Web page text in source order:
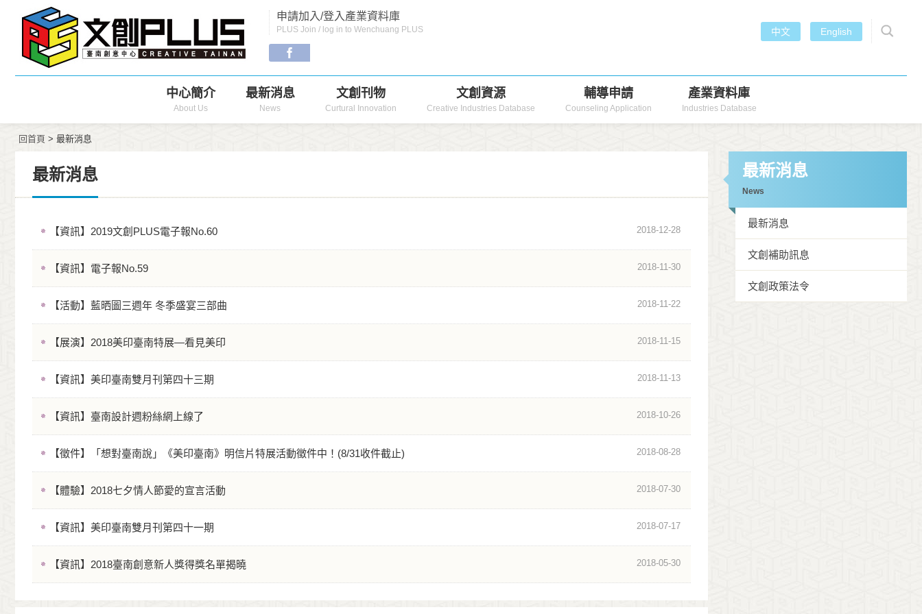
Menu
Navigation
中文 English
中心簡介
About Us
最新消息
News
文創刊物
Curtural Innovation
文創資源
Creative Industries Database
輔導申請
Counseling Application
產業資料庫
Industries Database
申請加入/登入產業資料庫
PLUS Join / log in to Wenchuang PLUS
回首頁 > 最新消息
最新消息
2018-12-28
【資訊】2019文創PLUS電子報No.60
2018-11-30
【資訊】電子報No.59
2018-11-22
【活動】藍晒圖三週年 冬季盛宴三部曲
2018-11-15
【展演】2018美印臺南特展—看見美印
2018-11-13
【資訊】美印臺南雙月刊第四十三期
2018-10-26
【資訊】臺南設計週粉絲網上線了
2018-08-28
【徵件】「想對臺南說」《美印臺南》明信片特展活動徵件中！(8/31收件截止)
2018-07-30
【體驗】2018七夕情人節愛的宣言活動
2018-07-17
【資訊】美印臺南雙月刊第四十一期
2018-05-30
【資訊】2018臺南創意新人獎得獎名單揭曉
最新消息
News
最新消息
文創補助訊息
文創政策法令